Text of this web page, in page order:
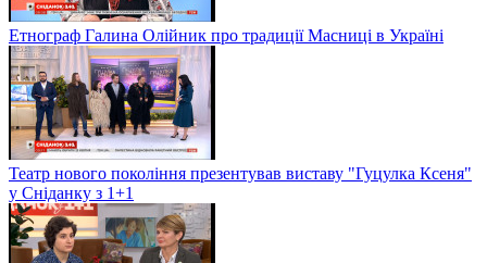
Етнограф Галина Олійник про традиції Масниці в Україні
Театр нового покоління презентував виставу "Гуцулка Ксеня"
у Сніданку з 1+1